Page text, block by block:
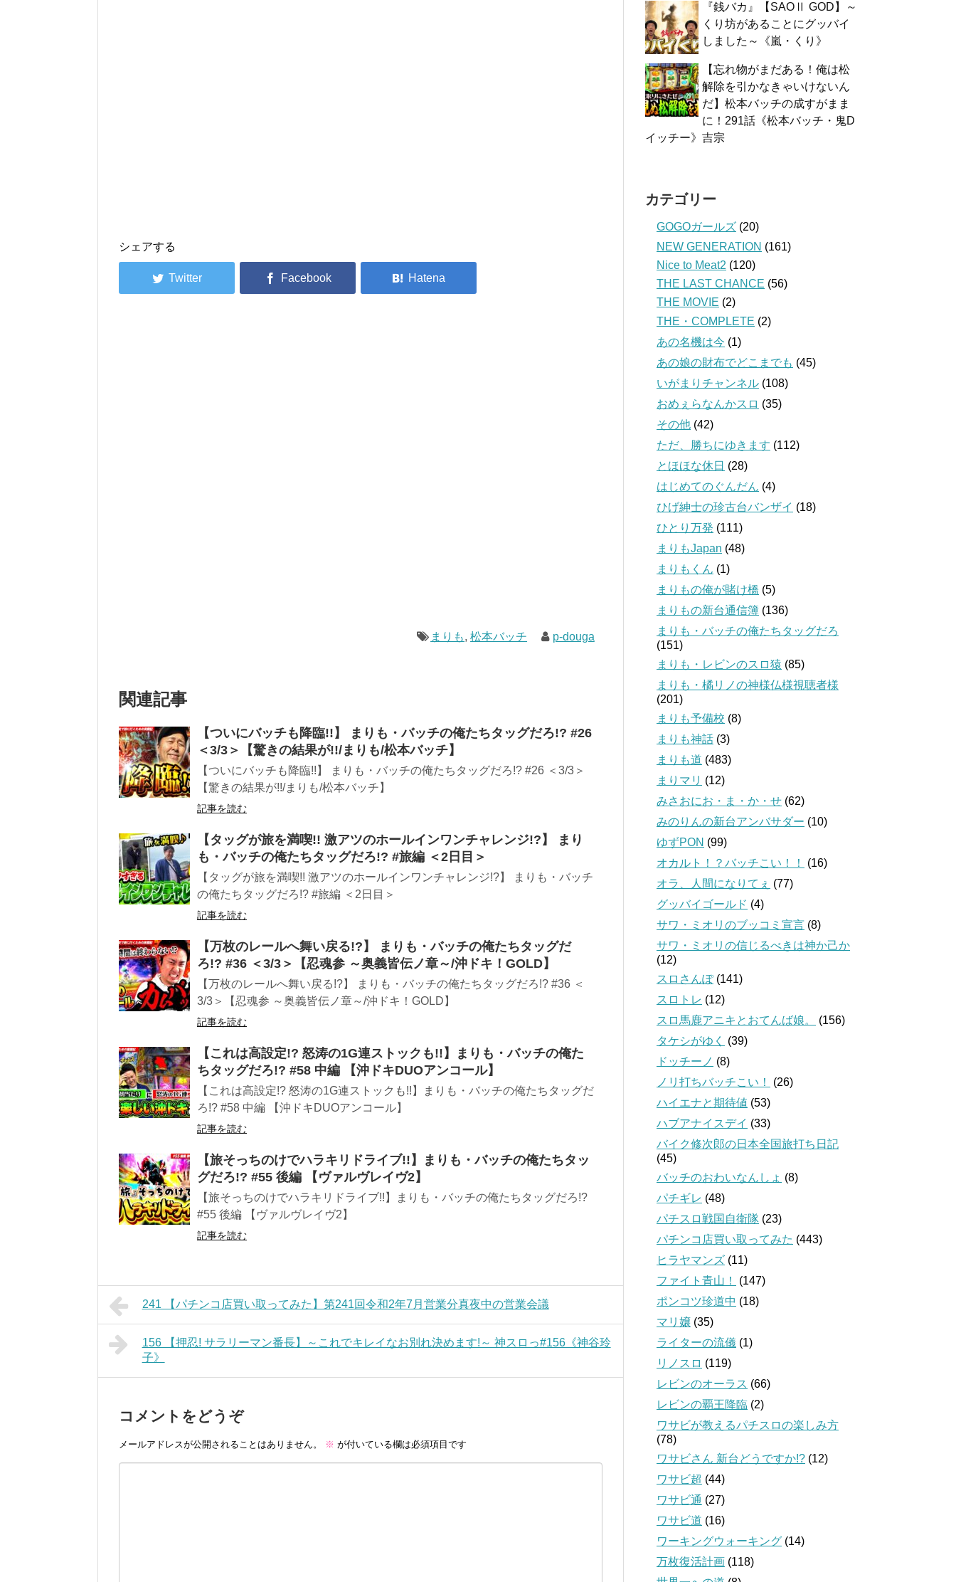
シェアする
まりも,松本バッチ p-douga
関連記事
【ついにバッチも降臨!!】 まりも・バッチの俺たちタッグだろ!? #26
＜3/3＞【驚きの結果が!!/まりも/松本バッチ】
【ついにバッチも降臨!!】 まりも・バッチの俺たちタッグだろ!? #26 ＜3/3＞
【驚きの結果が!!/まりも/松本バッチ】
記事を読む
【タッグが旅を満喫!! 激アツのホールインワンチャレンジ!?】 まり
も・バッチの俺たちタッグだろ!? #旅編 ＜2日目＞
【タッグが旅を満喫!! 激アツのホールインワンチャレンジ!?】 まりも・バッチ
の俺たちタッグだろ!? #旅編 ＜2日目＞
記事を読む
【万枚のレールへ舞い戻る!?】 まりも・バッチの俺たちタッグだ
ろ!? #36 ＜3/3＞【忍魂参 ～奥義皆伝ノ章～/沖ドキ！GOLD】
【万枚のレールへ舞い戻る!?】 まりも・バッチの俺たちタッグだろ!? #36 ＜
3/3＞【忍魂参 ～奥義皆伝ノ章～/沖ドキ！GOLD】
記事を読む
【これは高設定!? 怒涛の1G連ストックも!!】まりも・バッチの俺た
ちタッグだろ!? #58 中編 【沖ドキDUOアンコール】
【これは高設定!? 怒涛の1G連ストックも!!】まりも・バッチの俺たちタッグだ
ろ!? #58 中編 【沖ドキDUOアンコール】
記事を読む
【旅そっちのけでハラキリドライブ!!】まりも・バッチの俺たちタッ
グだろ!? #55 後編 【ヴァルヴレイヴ2】
【旅そっちのけでハラキリドライブ!!】まりも・バッチの俺たちタッグだろ!?
#55 後編 【ヴァルヴレイヴ2】
記事を読む
241 【パチンコ店買い取ってみた】第241回令和2年7月営業分真夜中の営業会議
156 【押忍! サラリーマン番長】～これでキレイなお別れ決めます!～ 神スロっ#156《神谷玲
子》
コメントをどうぞ
メールアドレスが公開されることはありません。 ※ が付いている欄は必須項目です
『銭バカ』【SAOⅡ GOD】～
くり坊があることにグッバイ
しました～《嵐・くり》
【忘れ物がまだある！俺は松
解除を引かなきゃいけないん
だ】松本バッチの成すがまま
に！291話《松本バッチ・鬼D
イッチー》吉宗
カテゴリー
GOGOガールズ (20)
NEW GENERATION (161)
Nice to Meat2 (120)
THE LAST CHANCE (56)
THE MOVIE (2)
THE・COMPLETE (2)
あの名機は今 (1)
あの娘の財布でどこまでも (45)
いがまりチャンネル (108)
おめぇらなんかスロ (35)
その他 (42)
ただ、勝ちにゆきます (112)
とほほな休日 (28)
はじめてのぐんだん (4)
ひげ紳士の珍古台バンザイ (18)
ひとり万発 (111)
まりもJapan (48)
まりもくん (1)
まりもの俺が賭け橋 (5)
まりもの新台通信簿 (136)
まりも・バッチの俺たちタッグだろ
(151)
まりも・レビンのスロ猿 (85)
まりも・橘リノの神様仏様視聴者様
(201)
まりも予備校 (8)
まりも神話 (3)
まりも道 (483)
まりマリ (12)
みさおにお・ま・か・せ (62)
みのりんの新台アンバサダー (10)
ゆずPON (99)
オカルト！？バッチこい！！
(16)
オラ、人間になりてぇ (77)
グッバイゴールド (4)
サワ・ミオリのブッコミ宣言 (8)
サワ・ミオリの信じるべきは神か己か
(12)
スロさんぽ(141)
スロトレ (12)
スロ馬鹿アニキとおてんば娘。
(156)
タケシがゆく
(39)
ドッチーノ (8)
ノリ打ちバッチこい！
(26)
ハイエナと期待値 (53)
ハブアナイスデイ (33)
バイク修次郎の日本全国旅打ち日記
(45)
バッチのおわいなんしょ (8)
パチギレ (48)
パチスロ戦国自衛隊 (23)
パチンコ店買い取ってみた (443)
ヒラヤマンズ (11)
ファイト青山！
(147)
ポンコツ珍道中 (18)
マリ嬢 (35)
ライターの流儀 (1)
リノスロ (119)
レビンのオーラス (66)
レビンの覇王降臨 (2)
ワサビが教えるパチスロの楽しみ方
(78)
ワサビさん 新台どうですか!? (12)
ワサビ超 (44)
ワサビ通 (27)
ワサビ道 (16)
ワーキングウォーキング (14)
万枚復活計画 (118)